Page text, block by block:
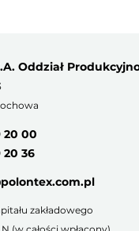
Oddział
20 00
20 36
zakładowego